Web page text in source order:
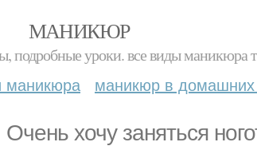
МАНИКЮР
подробные уроки. все виды маникюра
маникюра маникюр в домашних
Очень хочу заняться